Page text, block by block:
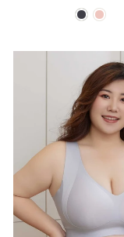
價
價